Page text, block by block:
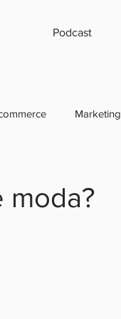
Podcast
Marketing
moda?